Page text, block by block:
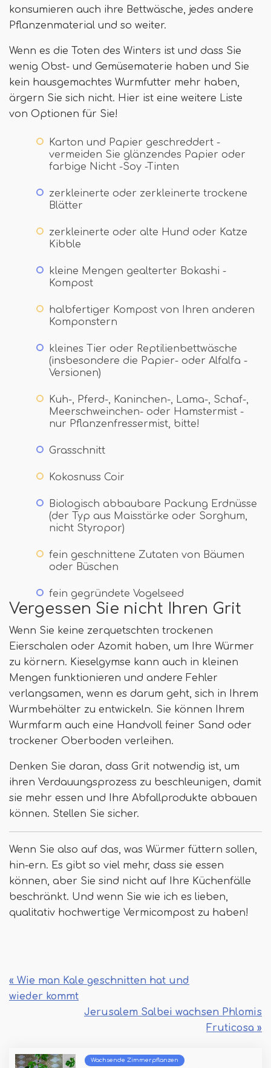
konsumieren auch ihre Bettwäsche, jedes andere
Pflanzenmaterial und so weiter.
Wenn es die Toten des Winters ist und dass Sie
wenig Obst- und Gemüsematerie haben und Sie
kein hausgemachtes Wurmfutter mehr haben,
ärgern Sie sich nicht. Hier ist eine weitere Liste
von Optionen für Sie!
Karton und Papier geschreddert -
vermeiden Sie glänzendes Papier oder
farbige Nicht -Soy -Tinten
zerkleinerte oder zerkleinerte trockene
Blätter
zerkleinerte oder alte Hund oder Katze
Kibble
kleine Mengen gealterter Bokashi -
Kompost
halbfertiger Kompost von Ihren anderen
Komponstern
kleines Tier oder Reptilienbettwäsche
(insbesondere die Papier- oder Alfalfa -
Versionen)
Kuh-, Pferd-, Kaninchen-, Lama-, Schaf-,
Meerschweinchen- oder Hamstermist -
nur Pflanzenfressermist, bitte!
Grasschnitt
Kokosnuss Coir
Biologisch abbaubare Packung Erdnüsse
(der Typ aus Maisstärke oder Sorghum,
nicht Styropor)
fein geschnittene Zutaten von Bäumen
oder Büschen
fein gegründete Vogelseed
Vergessen Sie nicht Ihren Grit
Wenn Sie keine zerquetschten trockenen
Eierschalen oder Azomit haben, um Ihre Würmer
zu körnern. Kieselgymse kann auch in kleinen
Mengen funktionieren und andere Fehler
verlangsamen, wenn es darum geht, sich in Ihrem
Wurmbehälter zu entwickeln. Sie können Ihrem
Wurmfarm auch eine Handvoll feiner Sand oder
trockener Oberboden verleihen.
Denken Sie daran, dass Grit notwendig ist, um
ihren Verdauungsprozess zu beschleunigen, damit
sie mehr essen und Ihre Abfallprodukte abbauen
können. Stellen Sie sicher.
Wenn Sie also auf das, was Würmer füttern sollen,
hin-ern. Es gibt so viel mehr, dass sie essen
können, aber Sie sind nicht auf Ihre Küchenfälle
beschränkt. Und wenn Sie wie ich es lieben,
qualitativ hochwertige Vermicompost zu haben!
« Wie man Kale geschnitten hat und
wieder kommt
Jerusalem Salbei wachsen Phlomis
Fruticosa »
Wachsende Zimmerpflanzen